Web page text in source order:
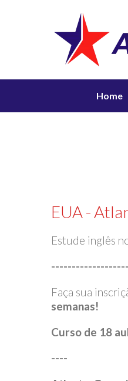
Home
EUA -
Estude inglês
Faça sua
semanas!
Curso de 18
----